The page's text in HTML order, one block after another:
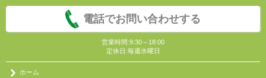
電話でお問い合わせする
営業時間:9:30～18:00
定休日:毎週水曜日
ホーム